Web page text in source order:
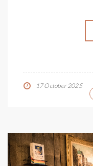
17 October 2025